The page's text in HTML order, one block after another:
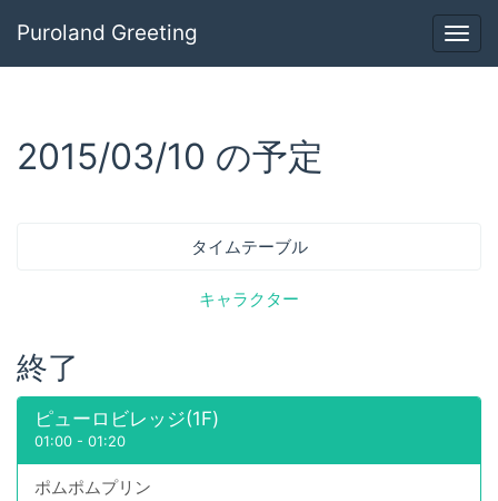
Puroland Greeting
2015/03/10 の予定
タイムテーブル
キャラクター
終了
ピューロビレッジ(1F)
01:00 - 01:20
ポムポムプリン